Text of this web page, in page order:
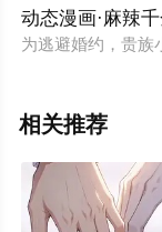
动态漫画·麻辣
为逃避婚约，贵族
相关推荐